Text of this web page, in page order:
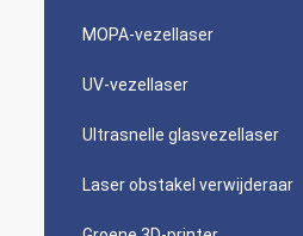
MOPA-vezellaser
UV-vezellaser
Ultrasnelle glasvezellaser
Laser obstakel verwijderaar